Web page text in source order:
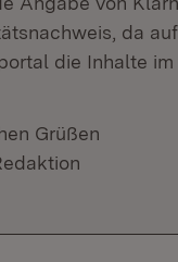
da
die Inhalte
Grüßen